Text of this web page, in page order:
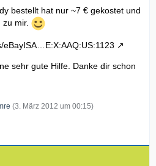
bestellt hat nur ~7 € gekostet und
zu mir.
eBayISA…E:X:AAQ:US:1123
sehr gute Hilfe. Danke dir schon
(3. März 2012 um 00:15)